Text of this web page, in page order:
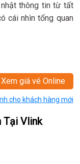
thông tin từ tất
cái nhìn tổng quan
Xem giá vé Online
cho khách hàng mới
Tại Vlink